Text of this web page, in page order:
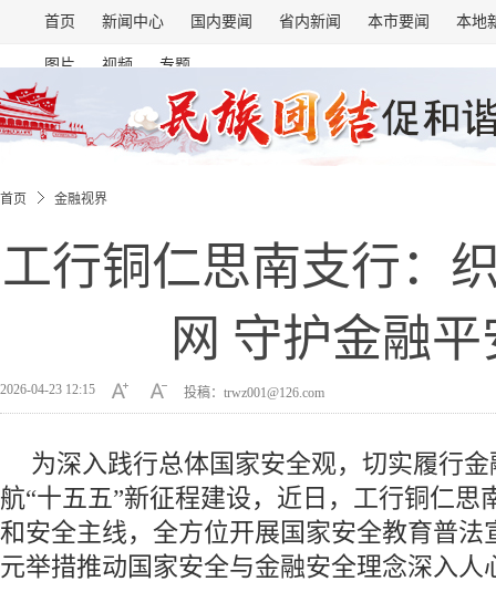
首页 新闻中心 国内要闻 省内新闻 本市要闻 本地
图片 视频 专题
首页 金融视界
工行铜仁思南支行：
网 守护金融
2026-04-23 12:15 投稿：trwz001@126.com
为深入践行总体国家安全观，切实履行
航“十五五”新征程建设，近日，工行铜仁思
和安全主线，全方位开展国家安全教育普法
元举措推动国家安全与金融安全理念深入人